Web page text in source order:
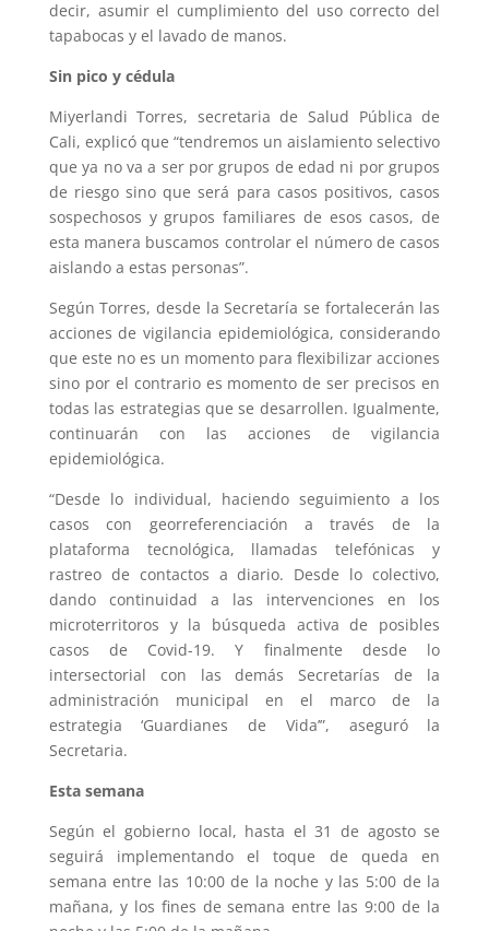
decir, asumir el cumplimiento del uso correcto del
tapabocas y el lavado de manos.
Sin pico y cédula
Miyerlandi Torres, secretaria de Salud Pública de
Cali, explicó que “tendremos un aislamiento selectivo
que ya no va a ser por grupos de edad ni por grupos
de riesgo sino que será para casos positivos, casos
sospechosos y grupos familiares de esos casos, de
esta manera buscamos controlar el número de casos
aislando a estas personas”.
Según Torres, desde la Secretaría se fortalecerán las
acciones de vigilancia epidemiológica, considerando
que este no es un momento para flexibilizar acciones
sino por el contrario es momento de ser precisos en
todas las estrategias que se desarrollen. Igualmente,
continuarán con las acciones de vigilancia
epidemiológica.
“Desde lo individual, haciendo seguimiento a los
casos con georreferenciación a través de la
plataforma tecnológica, llamadas telefónicas y
rastreo de contactos a diario. Desde lo colectivo,
dando continuidad a las intervenciones en los
microterritoros y la búsqueda activa de posibles
casos de Covid-19. Y finalmente desde lo
intersectorial con las demás Secretarías de la
administración municipal en el marco de la
estrategia ‘Guardianes de Vida’”, aseguró la
Secretaria.
Esta semana
Según el gobierno local, hasta el 31 de agosto se
seguirá implementando el toque de queda en
semana entre las 10:00 de la noche y las 5:00 de la
mañana, y los fines de semana entre las 9:00 de la